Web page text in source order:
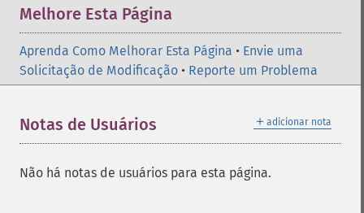
Melhore Esta Página
Aprenda Como Melhorar Esta Página • Envie uma
Solicitação de Modificação • Reporte um Problema
＋ adicionar nota
Notas de Usuários
Não há notas de usuários para esta página.